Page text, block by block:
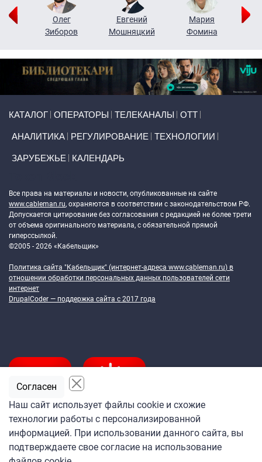
Олег
Зиборов
Евгений
Мошняцкий
Мария
Фомина
КАТАЛОГ ОПЕРАТОРЫ ТЕЛЕКАНАЛЫ ОТТ
АНАЛИТИКА РЕГУЛИРОВАНИЕ ТЕХНОЛОГИИ
ЗАРУБЕЖЬЕ КАЛЕНДАРЬ
Все права на материалы и новости, опубликованные на сайте
www.cableman.ru, охраняются в соответствии с законодательством РФ.
Допускается цитирование без согласования с редакцией не более трети
от объема оригинального материала, с обязательной прямой
гиперссылкой.
©2005 - 2026 «Кабельщик»
Политика сайта "Кабельщик" (интернет-адреса www.cableman.ru) в
отношении обработки персональных данных пользователей сети
интернет
DrupalCoder — поддержка сайта c 2017 года
Подпишитесь
на ежедневную рассылку
«Кабельщика»
Наш сайт использует файлы cookie и схожие
технологии работы с персонализированной
информацией. При использовании данного сайта, вы
подтверждаете свое согласие на использование
Согласен